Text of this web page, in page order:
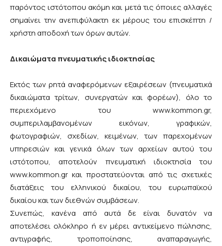
παρόντος ιστότοπου ακόμη και μετά τις όποιες αλλαγές
σημαίνει την ανεπιφύλακτη εκ μέρους του επισκέπτη /
χρήστη αποδοχή των όρων αυτών.
Δικαιώματα πνευματικής ιδιοκτησίας
Εκτός των ρητά αναφερόμενων εξαιρέσεων (πνευματικά
δικαιώματα τρίτων, συνεργατών και φορέων), όλο το
περιεχόμενο του www.kommon.gr,
συμπεριλαμβανομένων εικόνων, γραφικών,
φωτογραφιών, σχεδίων, κειμένων, των παρεχομένων
υπηρεσιών και γενικά όλων των αρχείων αυτού του
ιστότοπου, αποτελούν πνευματική ιδιοκτησία του
www.kommon.gr και προστατεύονται από τις σχετικές
διατάξεις του ελληνικού δικαίου, του ευρωπαϊκού
δικαίου και των διεθνών συμβάσεων.
Συνεπώς, κανένα από αυτά δε είναι δυνατόν να
αποτελέσει ολόκληρο ή εν μέρει αντικείμενο πώλησης,
αντιγραφής, τροποποίησης, αναπαραγωγής,